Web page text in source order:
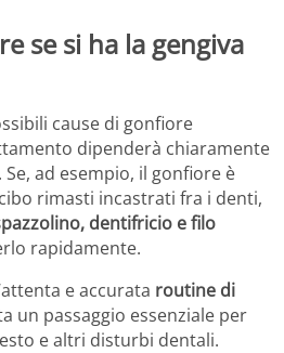
se si ha la gengiva
cause di gonfiore
dipenderà chiaramente
ad esempio, il gonfiore è
rimasti incastrati fra i denti,
dentifricio e filo
rapidamente.
e accurata routine di
un passaggio essenziale per
e altri disturbi dentali.